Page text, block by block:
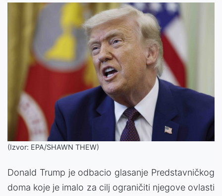
(Izvor: EPA/SHAWN THEW)
Donald Trump je odbacio glasanje Predstavničkog
doma koje je imalo za cilj ograničiti njegove ovlasti